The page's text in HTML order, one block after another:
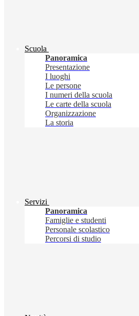
Scuola
Panoramica
Presentazione
I luoghi
Le persone
I numeri della scuola
Le carte della scuola
Organizzazione
La storia
Servizi
Panoramica
Famiglie e studenti
Personale scolastico
Percorsi di studio